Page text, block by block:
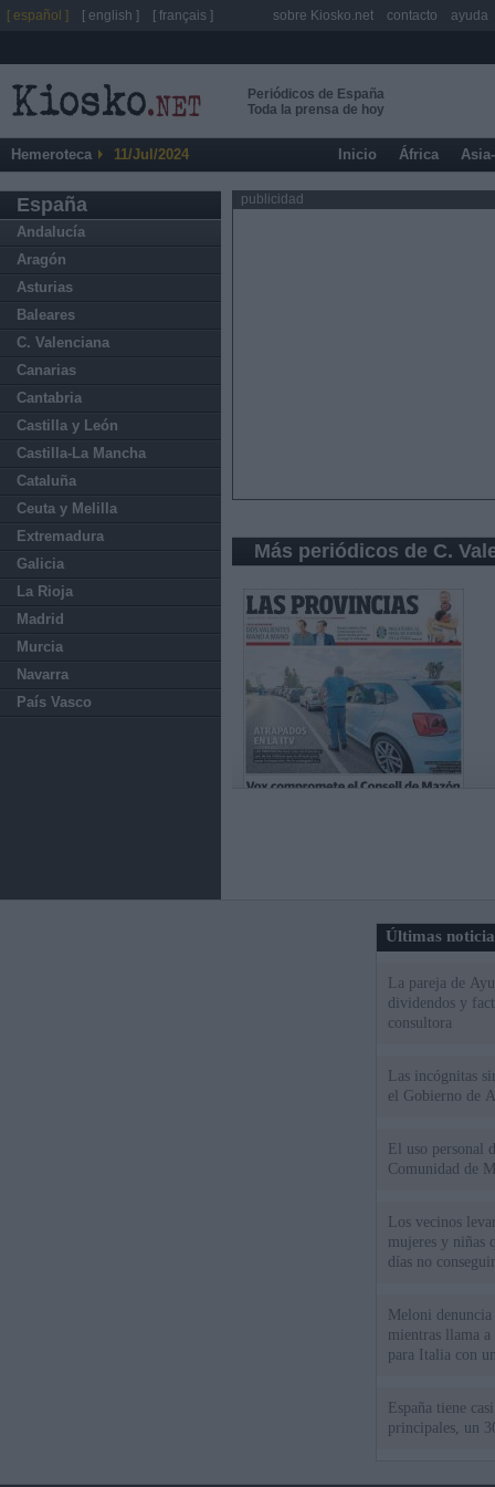
Periódicos de España
Toda la prensa de hoy
Hemeroteca 11/Jul/2024 Inicio África
España
Andalucía
Aragón
Asturias
Baleares
C. Valenciana
Canarias
Cantabria
Castilla y León
Castilla-La Mancha
Cataluña
Ceuta y Melilla
Extremadura
Galicia
La Rioja
Madrid
Murcia
Navarra
País Vasco
publicidad
Más periódicos de C.
Últimas
La pareja de
dividendos y
consultora
Las incógnitas
el Gobierno de
El uso personal
Comunidad de
Los vecinos
mujeres y niñas
días no
Meloni
mientras llama
para Italia con
España tiene
principales, un
[ español ] [ english ] [ français ] sobre Kiosko.net contacto ayuda